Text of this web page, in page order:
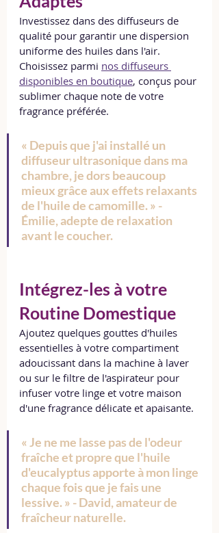
Investissez dans des diffuseurs de
qualité pour garantir une dispersion
uniforme des huiles dans l'air.
Choisissez parmi nos diffuseurs
disponibles en boutique, conçus pour
sublimer chaque note de votre
fragrance préférée.
« Depuis que j'ai installé un
diffuseur ultrasonique dans ma
chambre, je dors beaucoup
mieux grâce aux effets relaxants
de l'huile de camomille. » -
Émilie, adepte de relaxation
avant le coucher.
Intégrez-les à votre
Routine Domestique
Ajoutez quelques gouttes d'huiles
essentielles à votre compartiment
adoucissant dans la machine à laver
ou sur le filtre de l'aspirateur pour
infuser votre linge et votre maison
d'une fragrance délicate et apaisante.
« Je ne me lasse pas de l'odeur
fraîche et propre que l'huile
d'eucalyptus apporte à mon linge
chaque fois que je fais une
lessive. » - David, amateur de
fraîcheur naturelle.